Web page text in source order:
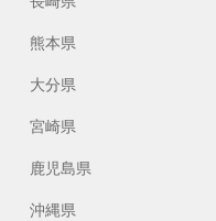
熊本県
大分県
宮崎県
鹿児島県
沖縄県